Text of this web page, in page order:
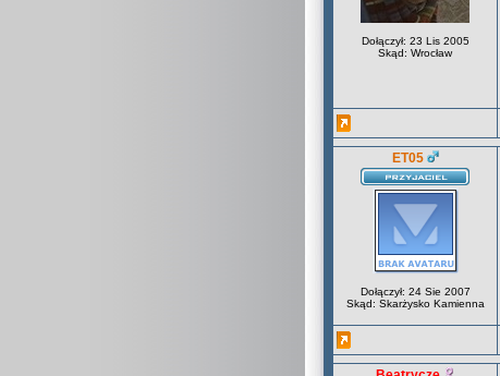
Dołączył: 23 Lis 2005
Skąd: Wrocław
ET05
Dołączył: 24 Sie 2007
Skąd: Skarżysko Kamienna